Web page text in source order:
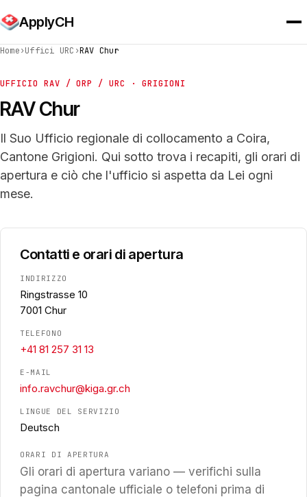
ApplyCH
Home›Uffici URC ›RAV Chur
UFFICIO RAV / ORP / URC · GRIGIONI
RAV Chur
Il Suo Ufficio regionale di collocamento a Coira,
Cantone Grigioni. Qui sotto trova i recapiti, gli orari di
apertura e ciò che l'ufficio si aspetta da Lei ogni
mese.
Contatti e orari di apertura
INDIRIZZO
Ringstrasse 10
7001 Chur
TELEFONO
+41 81 257 31 13
E-MAIL
info.ravchur@kiga.gr.ch
LINGUE DEL SERVIZIO
Deutsch
ORARI DI APERTURA
Gli orari di apertura variano — verifichi sulla
pagina cantonale ufficiale o telefoni prima di